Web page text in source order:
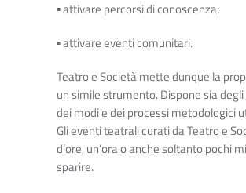
▪ attivare percorsi di conoscenza;
▪ attivare eventi comunitari.
Teatro e Società mette dunque la
un simile strumento. Dispone sia
dei modi e dei processi metodologici
Gli eventi teatrali curati da Teatro e
d’ore, un’ora o anche soltanto pochi
sparire.